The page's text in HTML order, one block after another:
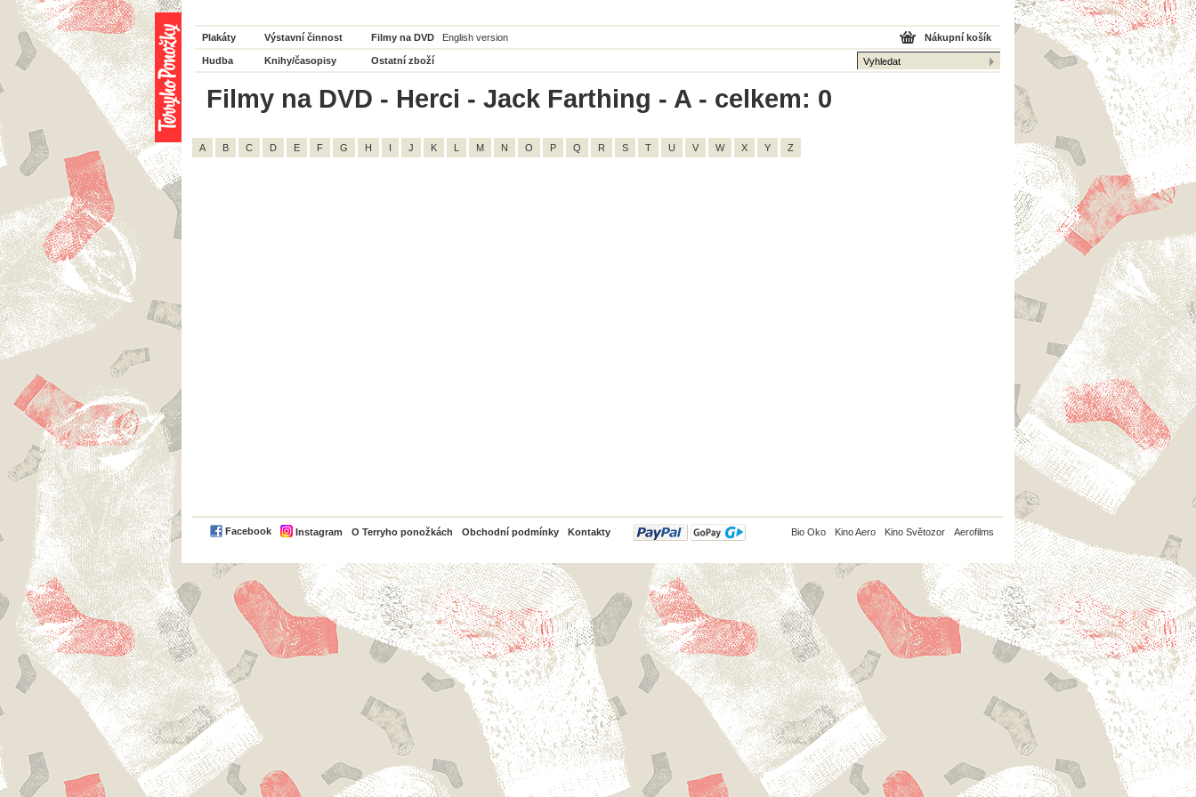
Plakáty Výstavní činnost Filmy na DVD English version
Hudba Knihy/časopisy Ostatní zboží
Nákupní košík
Filmy na DVD - Herci - Jack Farthing - A - celkem: 0
A B C D E F G H I J K L M N O P Q R S T U V W X Y Z
Facebook Instagram O Terryho ponožkách Obchodní podmínky Kontakty
PayPal Bio Oko Kino Aero Kino Světozor Aerofilms